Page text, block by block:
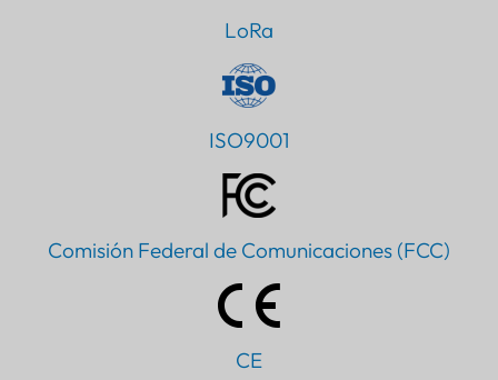
LoRa
ISO9001
Comisión Federal de Comunicaciones (FCC)
CE